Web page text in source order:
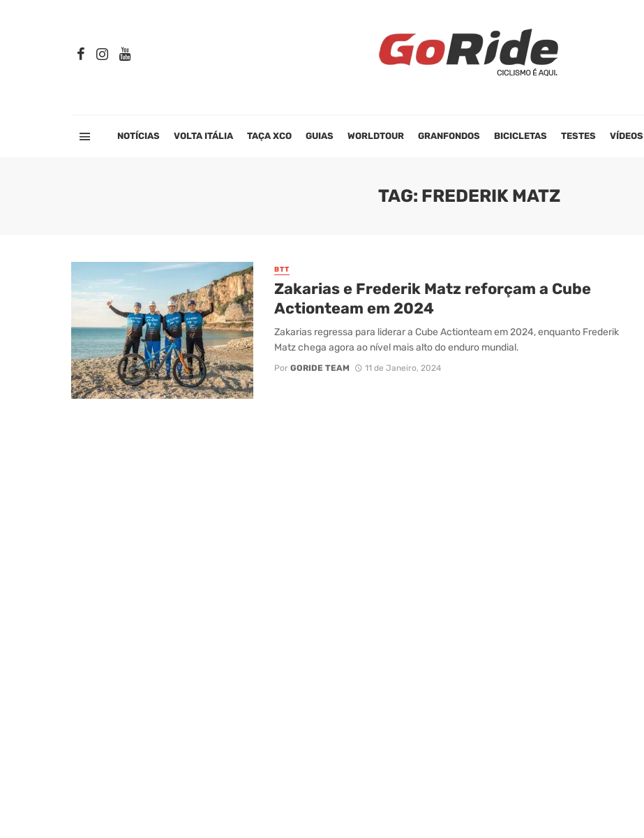
NOTÍCIAS VOLTA ITÁLIA TAÇA XCO GUIAS WORLDTOUR GRANFONDOS BICICLETAS TESTES VÍDEOS
TAG: FREDERIK MATZ
BTT
Zakarias e Frederik Matz reforçam a Cube
Actionteam em 2024
Zakarias regressa para liderar a Cube Actionteam em 2024, enquanto Frederik
Matz chega agora ao nível mais alto do enduro mundial.
Por GORIDE TEAM 11 de Janeiro, 2024